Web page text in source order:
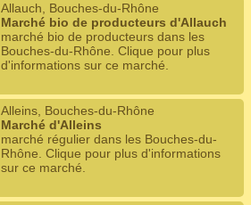
Allauch, Bouches-du-Rhône
Marché bio de producteurs d'Allauch
marché bio de producteurs dans les
Bouches-du-Rhône. Clique pour plus
d'informations sur ce marché.
Alleins, Bouches-du-Rhône
Marché d'Alleins
marché régulier dans les Bouches-du-
Rhône. Clique pour plus d'informations
sur ce marché.